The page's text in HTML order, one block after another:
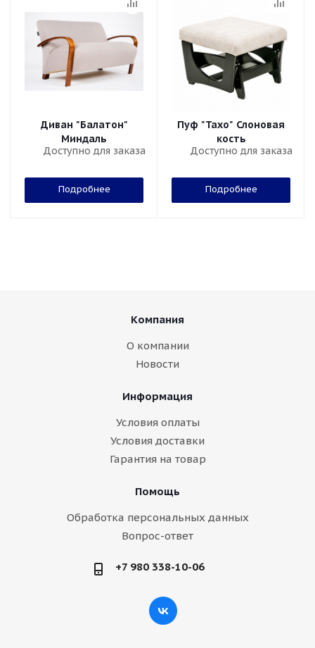
Диван "Балатон"
Миндаль
Доступно для заказа
Подробнее
Пуф "Тахо" Слоновая
кость
Доступно для заказа
Подробнее
Компания
О компании
Новости
Информация
Условия оплаты
Условия доставки
Гарантия на товар
Помощь
Обработка персональных данных
Вопрос-ответ
+7 980 338-10-06